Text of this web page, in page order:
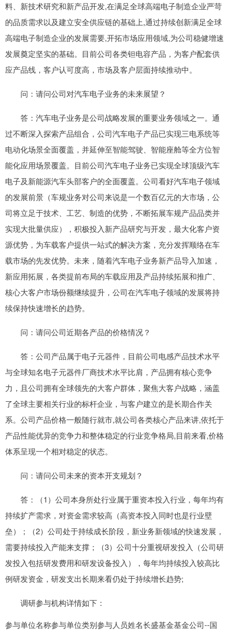
料、新技术研究和新产品开发,在满足全球高端电子制造企业严苛
的品质需求以及建立安全供应链的基础上,通过持续创新满足全球
高端电子制造企业的发展需要,开拓市场应用领域,为公司稳健增速
发展奠定坚实的基础。目前公司各类钽电容产品，为客户配套供
应产品线，客户认可度高，市场及客户层面持续推动中。
问：请问公司对汽车电子业务的未来展望？
答：汽车电子业务是公司战略发展的重要业务领域之一。通
过不断深入探索产品组合，公司汽车电子产品已实现三电系统等
电动化场景全面覆盖，并延伸至智能驾驶、智能座舱等全方位智
能化应用场景覆盖。目前公司汽车电子业务已实现全球顶级汽车
电子及新能源汽车头部客户的全面覆盖。公司看好汽车电子领域
的发展前景（车规业务对公司来说是一个数百亿元的大市场，公
司将立足于技术、工艺、制造的优势，不断拓展车规产品品类并
实现大批量供应），积极投入新产品研究与开发，最大化客户资
源优势，为车载客户提供一站式的解决方案，充分发挥顺络在车
载市场的先发优势。未来，随着汽车电子业务新产品导入加速，
新应用拓展，各类提前布局的车载应用及产品持续拓展和推广、
核心大客户市场份额继续提升，公司在汽车电子领域的发展将持
续保持快速增长的趋势。
问：请问公司近期各产品的价格情况？
答：公司产品属于电子元器件，目前公司电感产品技术水平
与全球知名电子元器件厂商技术水平比肩，产品拥有核心竞争
力，且公司拥有全球领先的大客户群体，聚焦大客户战略，涵盖
了全球主要相关行业的标杆企业，与客户建立的是长期合作关
系。公司产品价格一般随行就市,就公司各类核心产品来讲,依托于
产品性能优异的竞争力和整体稳定的行业竞争格局,目前来看,价格
体系呈现一个相对稳定的状态。
问：请问公司未来的资本开支规划？
答：（1）公司本身所处行业属于重资本投入行业，每年均有
持续扩产需求，对资金需求较高（高资本投入同时也是行业壁
垒）；（2）公司处于持续成长阶段，新业务新领域的快速发展，
需要持续投入产能来支撑；（3）公司十分重视研发投入（公司研
发投入包括研发费用和研发设备投入），每年均持续投入较高比
例研发资金，研发支出长期来看仍处于持续增长趋势;
调研参与机构详情如下：
参与单位名称参与单位类别参与人员姓名长盛基金基金公司--国